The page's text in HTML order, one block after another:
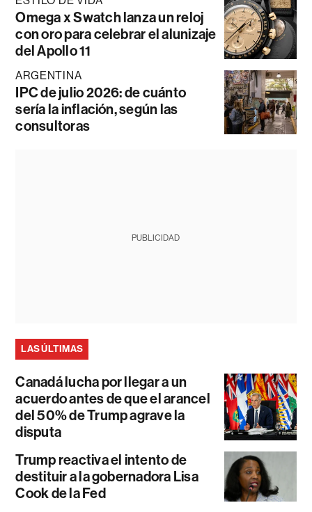
Omega x Swatch lanza un reloj
con oro para celebrar el alunizaje
del Apollo 11
ARGENTINA
IPC de julio 2026: de cuánto
sería la inflación, según las
consultoras
PUBLICIDAD
LAS ÚLTIMAS
Canadá lucha por llegar a un
acuerdo antes de que el arancel
del 50% de Trump agrave la
disputa
Trump reactiva el intento de
destituir a la gobernadora Lisa
Cook de la Fed